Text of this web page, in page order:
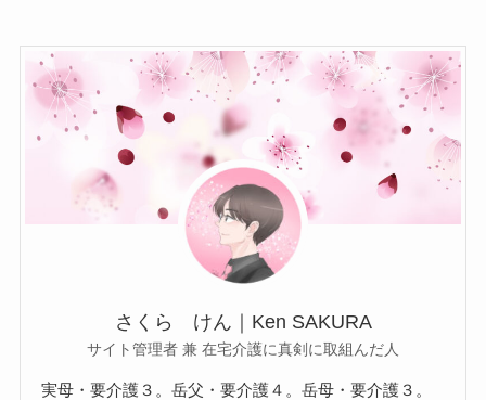
さくら けん｜Ken SAKURA
サイト管理者 兼 在宅介護に真剣に取組んだ人
実母・要介護３。岳父・要介護４。岳母・要介護３。